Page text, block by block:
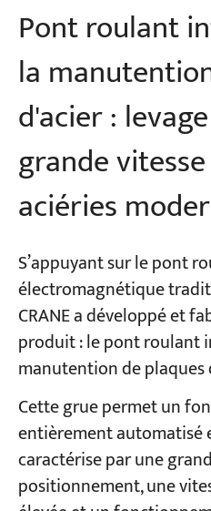
Pont roulant
la
d'acier :
grande
aciéries
S’appuyant sur le pont
électromagnétique
CRANE a développé et
produit : le pont roulant
manutention de plaques
Cette grue permet un
entièrement automatisé
caractérise par une
positionnement, une